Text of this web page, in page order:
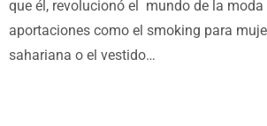
que él, revolucionó el mundo de la
aportaciones como el smoking para
sahariana o el vestido…